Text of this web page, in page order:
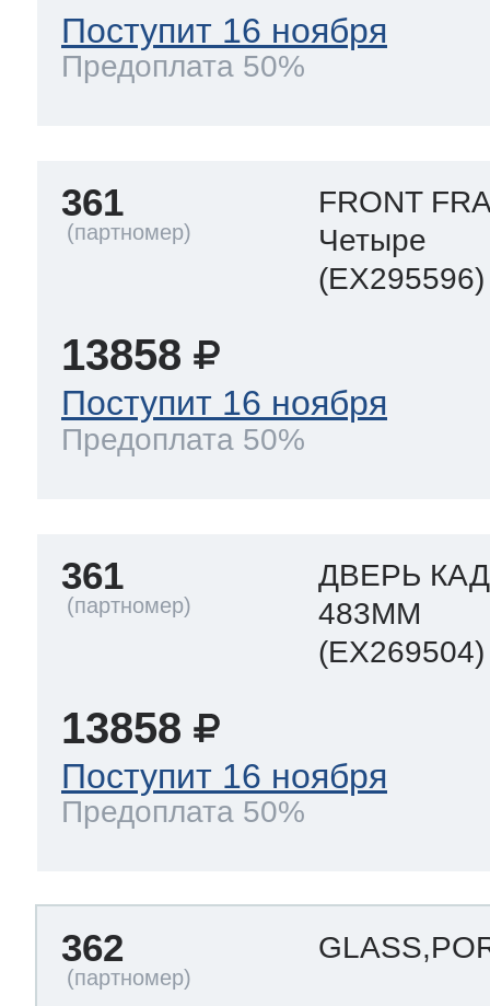
Поступит 16 ноября
Предоплата 50%
361
FRONT
Четыре
(EX295596)
13858
Поступит 16 ноября
Предоплата 50%
361
ДВЕРЬ
483MM
(EX269504)
13858
Поступит 16 ноября
Предоплата 50%
362